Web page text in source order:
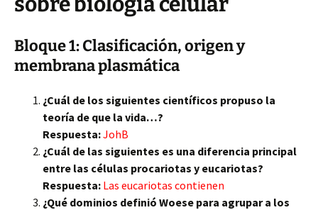
Bloque 1: Clasificación, origen y
membrana plasmática
¿Cuál de los siguientes científicos propuso la
teoría de que la vida…?
Respuesta:JohB
¿Cuál de las siguientes es una diferencia principal
entre las células procariotas y eucariotas?
Respuesta: Las eucariotas contienen
¿Qué dominios definió Woese para agrupar a los